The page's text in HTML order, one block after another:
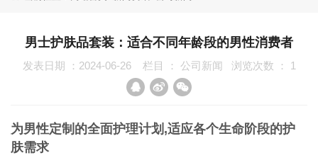
产品系列
品牌加盟
男士护肤品套装：适合不同年龄段的男性消费者
发表日期 ：2024-06-26 栏目 ： 公司新闻 浏览次数 ： 1
为男性定制的全面护理计划,适应各个生命阶段的护
肤需求